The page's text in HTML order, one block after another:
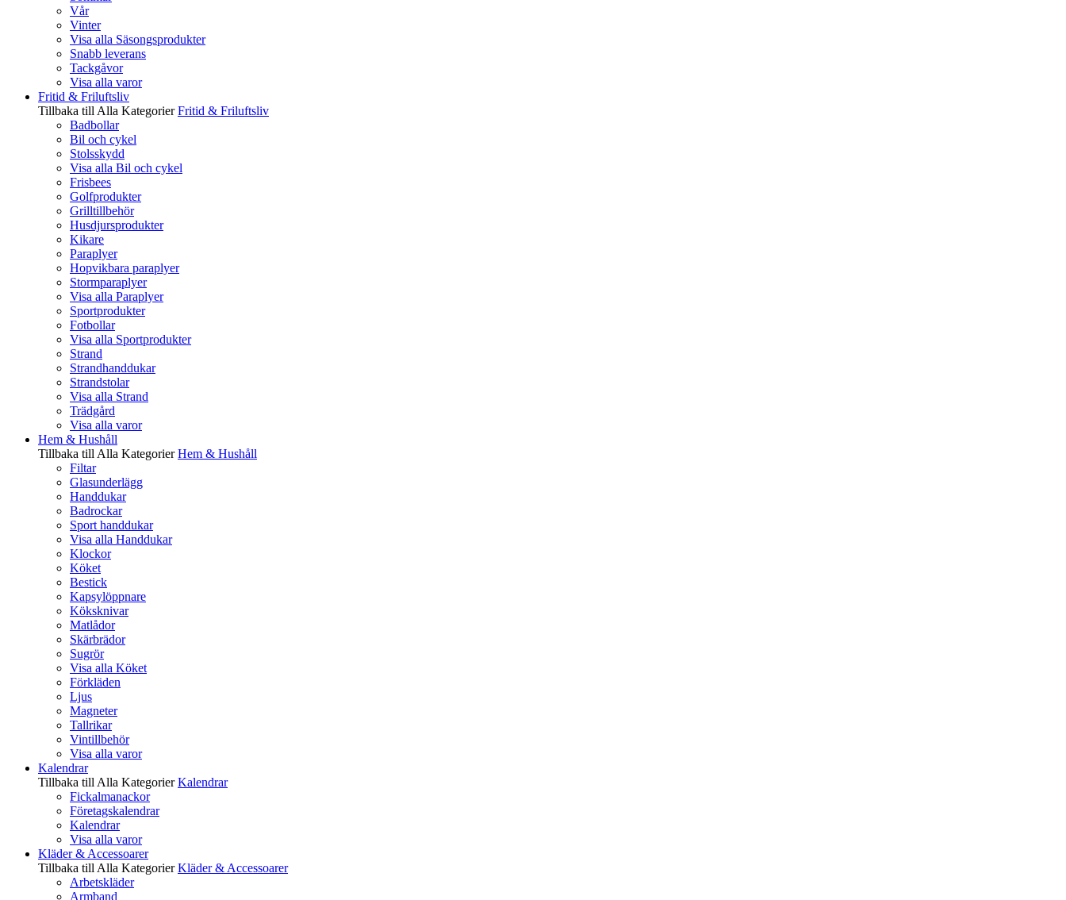
Vår
Vinter
Visa alla Säsongsprodukter
Snabb leverans
Tackgåvor
Visa alla varor
Fritid & Friluftsliv
Tillbaka till Alla Kategorier Fritid & Friluftsliv
Badbollar
Bil och cykel
Stolsskydd
Visa alla Bil och cykel
Frisbees
Golfprodukter
Grilltillbehör
Husdjursprodukter
Kikare
Paraplyer
Hopvikbara paraplyer
Stormparaplyer
Visa alla Paraplyer
Sportprodukter
Fotbollar
Visa alla Sportprodukter
Strand
Strandhanddukar
Strandstolar
Visa alla Strand
Trädgård
Visa alla varor
Hem & Hushåll
Tillbaka till Alla Kategorier Hem & Hushåll
Filtar
Glasunderlägg
Handdukar
Badrockar
Sport handdukar
Visa alla Handdukar
Klockor
Köket
Bestick
Kapsylöppnare
Köksknivar
Matlådor
Skärbrädor
Sugrör
Visa alla Köket
Förkläden
Ljus
Magneter
Tallrikar
Vintillbehör
Visa alla varor
Kalendrar
Tillbaka till Alla Kategorier Kalendrar
Fickalmanackor
Företagskalendrar
Kalendrar
Visa alla varor
Kläder & Accessoarer
Tillbaka till Alla Kategorier Kläder & Accessoarer
Arbetskläder
Armband